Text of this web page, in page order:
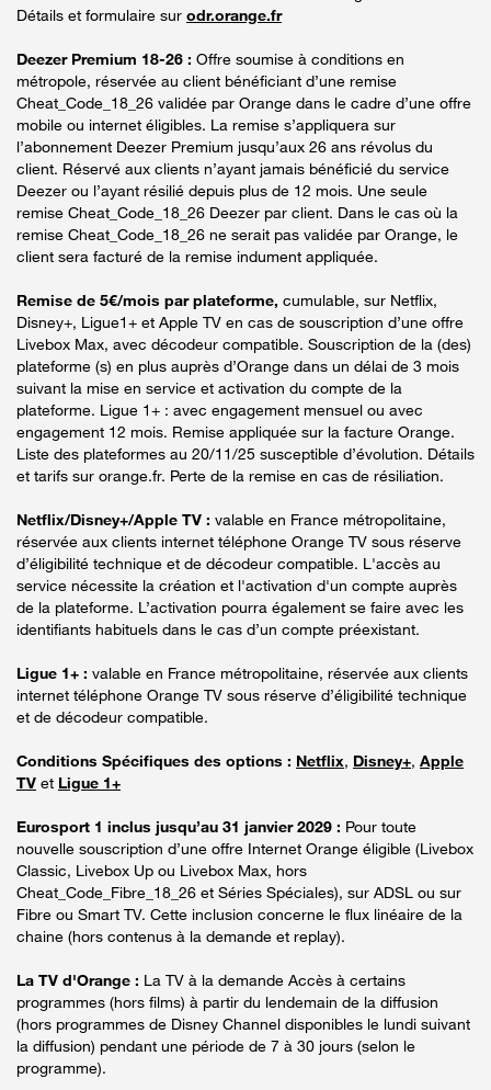
Détails et formulaire sur odr.orange.fr
Deezer Premium 18-26 : Offre soumise à conditions en
métropole, réservée au client bénéficiant d’une remise
Cheat_Code_18_26 validée par Orange dans le cadre d’une offre
mobile ou internet éligibles. La remise s’appliquera sur
l’abonnement Deezer Premium jusqu’aux 26 ans révolus du
client. Réservé aux clients n’ayant jamais bénéficié du service
Deezer ou l’ayant résilié depuis plus de 12 mois. Une seule
remise Cheat_Code_18_26 Deezer par client. Dans le cas où la
remise Cheat_Code_18_26 ne serait pas validée par Orange, le
client sera facturé de la remise indument appliquée.
Remise de 5€/mois par plateforme, cumulable, sur Netflix,
Disney+, Ligue1+ et Apple TV en cas de souscription d’une offre
Livebox Max, avec décodeur compatible. Souscription de la (des)
plateforme (s) en plus auprès d’Orange dans un délai de 3 mois
suivant la mise en service et activation du compte de la
plateforme. Ligue 1+ : avec engagement mensuel ou avec
engagement 12 mois. Remise appliquée sur la facture Orange.
Liste des plateformes au 20/11/25 susceptible d’évolution. Détails
et tarifs sur orange.fr. Perte de la remise en cas de résiliation.
Netflix/Disney+/Apple TV : valable en France métropolitaine,
réservée aux clients internet téléphone Orange TV sous réserve
d’éligibilité technique et de décodeur compatible. L'accès au
service nécessite la création et l'activation d'un compte auprès
de la plateforme. L’activation pourra également se faire avec les
identifiants habituels dans le cas d’un compte préexistant.
Ligue 1+ : valable en France métropolitaine, réservée aux clients
internet téléphone Orange TV sous réserve d’éligibilité technique
et de décodeur compatible.
Conditions Spécifiques des options : Netflix, Disney+, Apple
TV et Ligue 1+
Eurosport 1 inclus jusqu’au 31 janvier 2029 : Pour toute
nouvelle souscription d’une offre Internet Orange éligible (Livebox
Classic, Livebox Up ou Livebox Max, hors
Cheat_Code_Fibre_18_26 et Séries Spéciales), sur ADSL ou sur
Fibre ou Smart TV. Cette inclusion concerne le flux linéaire de la
chaine (hors contenus à la demande et replay).
La TV d'Orange : La TV à la demande Accès à certains
programmes (hors films) à partir du lendemain de la diffusion
(hors programmes de Disney Channel disponibles le lundi suivant
la diffusion) pendant une période de 7 à 30 jours (selon le
programme).